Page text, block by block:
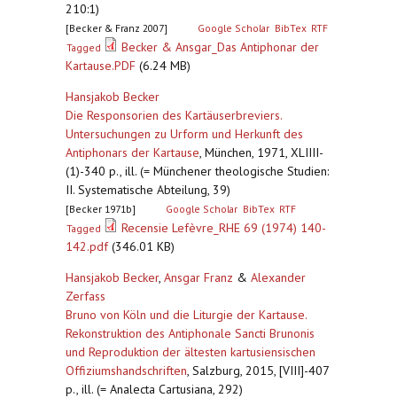
210:1)
[Becker & Franz 2007] Google Scholar BibTex RTF
Tagged
Becker & Ansgar_Das Antiphonar der
Kartause.PDF (6.24 MB)
Hansjakob Becker
Die Responsorien des Kartäuserbreviers.
Untersuchungen zu Urform und Herkunft des
Antiphonars der Kartause, München, 1971, XLIIII-
(1)-340 p., ill. (= Münchener theologische Studien:
II. Systematische Abteilung, 39)
[Becker 1971b] Google Scholar BibTex RTF
Tagged
Recensie Lefèvre_RHE 69 (1974) 140-
142.pdf(346.01 KB)
Hansjakob Becker, Ansgar Franz & Alexander
Zerfass
Bruno von Köln und die Liturgie der Kartause.
Rekonstruktion des Antiphonale Sancti Brunonis
und Reproduktion der ältesten kartusiensischen
Offiziumshandschriften, Salzburg, 2015, [VIII]-407
p., ill. (= Analecta Cartusiana, 292)